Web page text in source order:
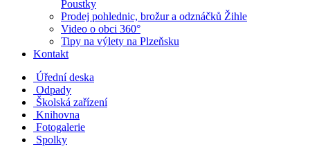
Poustky
Prodej pohlednic, brožur a odznáčků Žihle
Video o obci 360°
Tipy na výlety na Plzeňsku
Kontakt
Úřední deska
Odpady
Školská zařízení
Knihovna
Fotogalerie
Spolky